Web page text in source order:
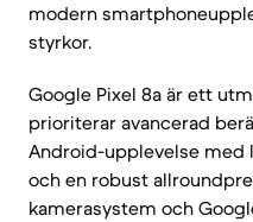
modern
styrkor.
Google Pixel 8a är ett
prioriterar avancerad
Android-upplevelse med
och en robust
kamerasystem och